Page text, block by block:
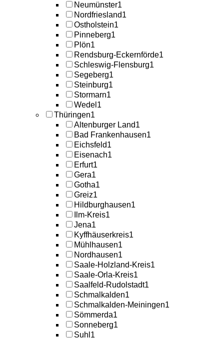
Neumünster1
Nordfriesland1
Ostholstein1
Pinneberg1
Plön1
Rendsburg-Eckernförde1
Schleswig-Flensburg1
Segeberg1
Steinburg1
Stormarn1
Wedel 1
Thüringen1
Altenburger Land1
Bad Frankenhausen1
Eichsfeld1
Eisenach1
Erfurt1
Gera1
Gotha1
Greiz1
Hildburghausen1
Ilm-Kreis1
Jena1
Kyffhäuserkreis1
Mühlhausen1
Nordhausen1
Saale-Holzland-Kreis1
Saale-Orla-Kreis1
Saalfeld-Rudolstadt1
Schmalkalden1
Schmalkalden-Meiningen1
Sömmerda1
Sonneberg1
Suhl 1